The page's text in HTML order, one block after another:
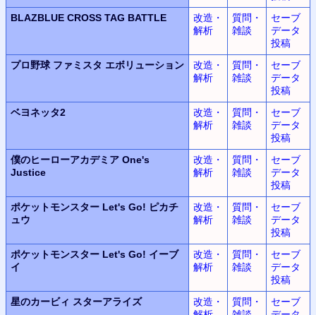
BLAZBLUE CROSS TAG BATTLE
改造・
解析
質問・
雑談
セーブ
データ
投稿
プロ野球 ファミスタ エボリューション
改造・
解析
質問・
雑談
セーブ
データ
投稿
ベヨネッタ2
改造・
解析
質問・
雑談
セーブ
データ
投稿
僕のヒーローアカデミア One's
Justice
改造・
解析
質問・
雑談
セーブ
データ
投稿
ポケットモンスター Let's Go! ピカチ
ュウ
改造・
解析
質問・
雑談
セーブ
データ
投稿
ポケットモンスター Let's Go! イーブ
イ
改造・
解析
質問・
雑談
セーブ
データ
投稿
星のカービィ スターアライズ
改造・
質問・
セーブ